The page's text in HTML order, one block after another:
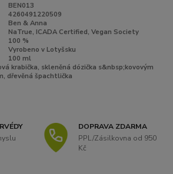
BEN013
4260491220509
Ben & Anna
NaTrue, ICADA Certified, Vegan Society
100 %
Vyrobeno v Lotyšsku
100 ml
krabička, skleněná dózička s&nbsp;kovovým
dřevěná špachtlička
DOPRAVA ZDARMA
PPL/Zásilkovna od 950
Kč